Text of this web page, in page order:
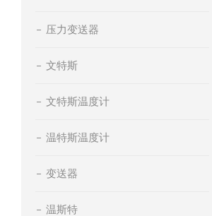
压力变送器
文特斯
文特斯温度计
温特斯温度计
变送器
温斯特